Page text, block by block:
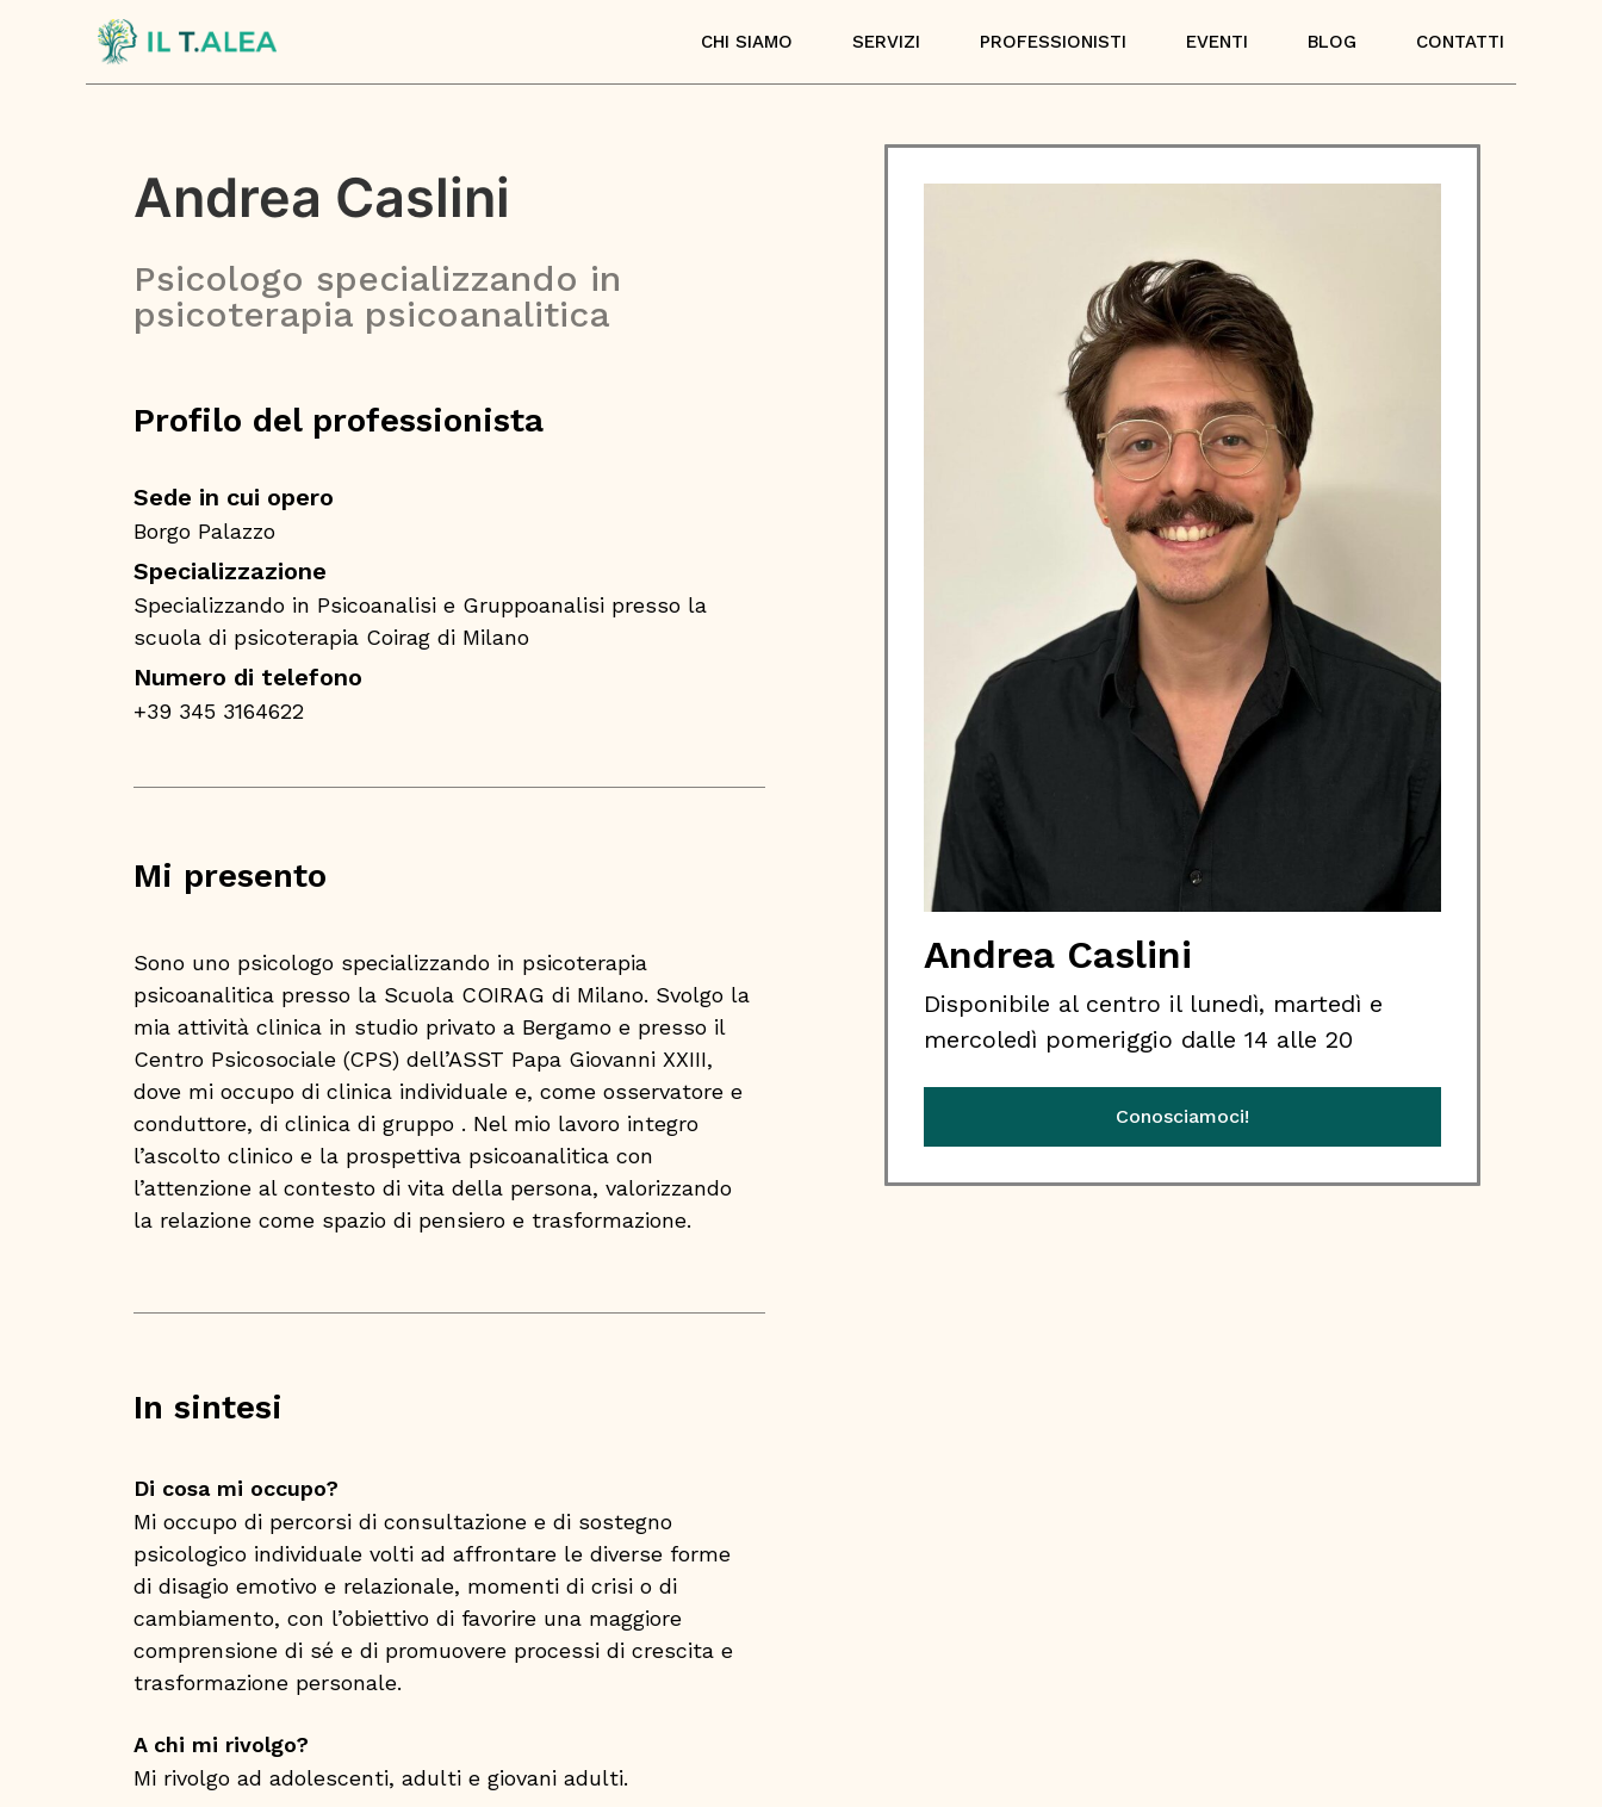
CHI SIAMO SERVIZI PROFESSIONISTI EVENTI BLOG CONTATTI
Andrea Caslini
Psicologo specializzando in
psicoterapia psicoanalitica
Profilo del professionista
Sede in cui opero
Borgo Palazzo
Specializzazione
Specializzando in Psicoanalisi e Gruppoanalisi presso la
scuola di psicoterapia Coirag di Milano
Numero di telefono
+39 345 3164622
Mi presento
Sono uno psicologo specializzando in psicoterapia
psicoanalitica presso la Scuola COIRAG di Milano. Svolgo la
mia attività clinica in studio privato a Bergamo e presso il
Centro Psicosociale (CPS) dell’ASST Papa Giovanni XXIII,
dove mi occupo di clinica individuale e, come osservatore e
conduttore, di clinica di gruppo . Nel mio lavoro integro
l’ascolto clinico e la prospettiva psicoanalitica con
l’attenzione al contesto di vita della persona, valorizzando
la relazione come spazio di pensiero e trasformazione.
In sintesi
Di cosa mi occupo?
Mi occupo di percorsi di consultazione e di sostegno
psicologico individuale volti ad affrontare le diverse forme
di disagio emotivo e relazionale, momenti di crisi o di
cambiamento, con l’obiettivo di favorire una maggiore
comprensione di sé e di promuovere processi di crescita e
trasformazione personale.
A chi mi rivolgo?
Mi rivolgo ad adolescenti, adulti e giovani adulti.
Andrea Caslini
Disponibile al centro il lunedì, martedì e
mercoledì pomeriggio dalle 14 alle 20
Conosciamoci!